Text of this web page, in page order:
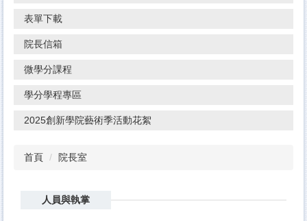
表單下載
院長信箱
微學分課程
學分學程專區
2025創新學院藝術季活動花絮
首頁 院長室
人員與執掌